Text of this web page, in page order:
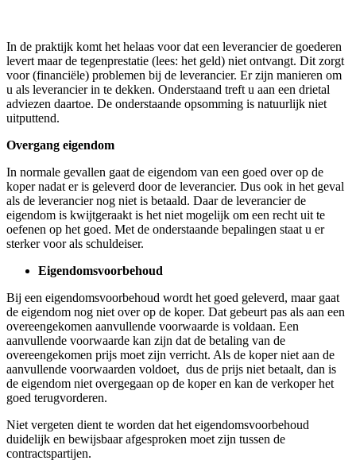
In de praktijk komt het helaas voor dat een leverancier de goederen
levert maar de tegenprestatie (lees: het geld) niet ontvangt. Dit zorgt
voor (financiële) problemen bij de leverancier. Er zijn manieren om
u als leverancier in te dekken. Onderstaand treft u aan een drietal
adviezen daartoe. De onderstaande opsomming is natuurlijk niet
uitputtend.
Overgang eigendom
In normale gevallen gaat de eigendom van een goed over op de
koper nadat er is geleverd door de leverancier. Dus ook in het geval
als de leverancier nog niet is betaald. Daar de leverancier de
eigendom is kwijtgeraakt is het niet mogelijk om een recht uit te
oefenen op het goed. Met de onderstaande bepalingen staat u er
sterker voor als schuldeiser.
Eigendomsvoorbehoud
Bij een eigendomsvoorbehoud wordt het goed geleverd, maar gaat
de eigendom nog niet over op de koper. Dat gebeurt pas als aan een
overeengekomen aanvullende voorwaarde is voldaan. Een
aanvullende voorwaarde kan zijn dat de betaling van de
overeengekomen prijs moet zijn verricht. Als de koper niet aan de
aanvullende voorwaarden voldoet, dus de prijs niet betaalt, dan is
de eigendom niet overgegaan op de koper en kan de verkoper het
goed terugvorderen.
Niet vergeten dient te worden dat het eigendomsvoorbehoud
duidelijk en bewijsbaar afgesproken moet zijn tussen de
contractspartijen.